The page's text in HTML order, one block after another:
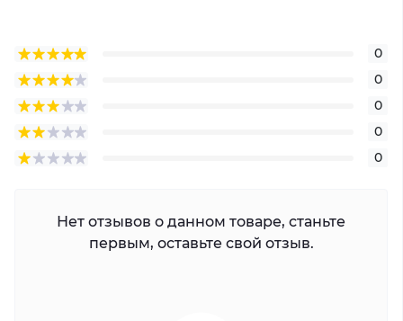
0
0
0
0
0
Нет отзывов о данном товаре, станьте
первым, оставьте свой отзыв.